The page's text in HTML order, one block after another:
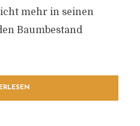
mehr in seinen
Baumbestand